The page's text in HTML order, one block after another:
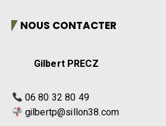
NOUS CONTACTER
Gilbert PRECZ
06 80 32 80 49
gilbertp@sillon38.com